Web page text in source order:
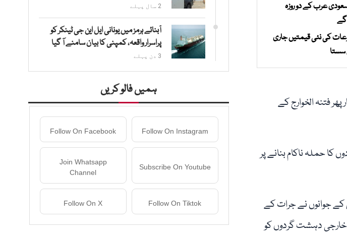
عرب کے دو روزہ
گے
کی نئی قیمتیں جاری
سستا
فتنہ الخوارج کے
کا حملہ ناکام بنانے پر
کے جوانوں نے جرات کے
خارجی دہشت گردوں کو
2 سال پہلے
آبنائے ہرمز میں یونانی ایل این جی ٹینکر کو
پراسرار واقعہ، کمپنی کا بیان سامنے آ گیا
3 دن پہلے
ہمیں فالو کریں
Follow On Instagram
Follow On Facebook
Subscribe On Youtube
Join Whatsapp
Channel
Follow On Tiktok
Follow On X